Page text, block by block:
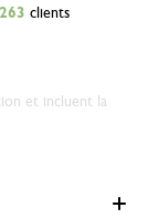
263 clients
et incluent la